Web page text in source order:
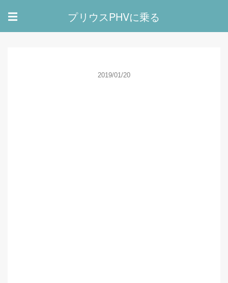
☰ プリウスPHVに乗る
2019/01/20